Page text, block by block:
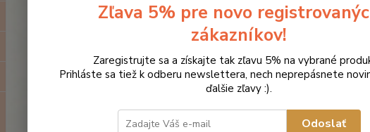
Zľava 5% pre novo
zákazníkov!
Zaregistrujte sa a získajte tak zľavu 5% na vybrané
Prihláste sa tiež k odberu newslettera, nech neprepásnete
ďalšie zľavy :).
Odoslať